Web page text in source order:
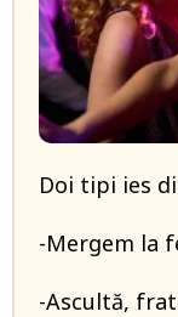
Doi tipi ies
-Mergem la
-Ascultă,